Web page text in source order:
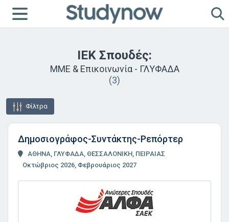
ΙΕΚ Σπουδές:
ΜΜΕ & Επικοινωνία - ΓΛΥΦΑΔΑ
(3)
Φίλτρα
Δημοσιογράφος-Συντάκτης-Ρεπόρτερ
ΑΘΗΝΑ, ΓΛΥΦΑΔΑ, ΘΕΣΣΑΛΟΝΙΚΗ, ΠΕΙΡΑΙΑΣ
Οκτώβριος 2026, Φεβρουάριος 2027